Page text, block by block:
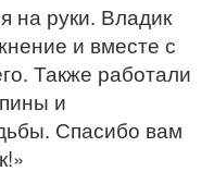
на руки. Владик
и вместе с
Также работали
и
Спасибо вам